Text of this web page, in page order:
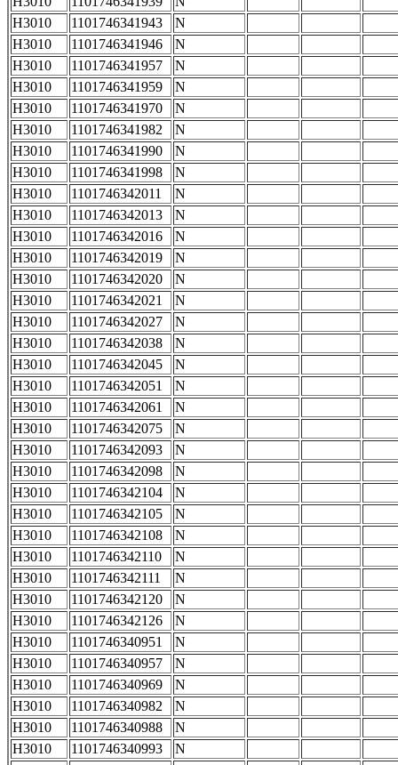
H3010
1101746341943
N
H3010
1101746341946
N
H3010
1101746341957
N
H3010
1101746341959
N
H3010
1101746341970
N
H3010
1101746341982
N
H3010
1101746341990
N
H3010
1101746341998
N
H3010
1101746342011
N
H3010
1101746342013
N
H3010
1101746342016
N
H3010
1101746342019
N
H3010
1101746342020
N
H3010
1101746342021
N
H3010
1101746342027
N
H3010
1101746342038
N
H3010
1101746342045
N
H3010
1101746342051
N
H3010
1101746342061
N
H3010
1101746342075
N
H3010
1101746342093
N
H3010
1101746342098
N
H3010
1101746342104
N
H3010
1101746342105
N
H3010
1101746342108
N
H3010
1101746342110
N
H3010
1101746342111
N
H3010
1101746342120
N
H3010
1101746342126
N
H3010
1101746340951
N
H3010
1101746340957
N
H3010
1101746340969
N
H3010
1101746340982
N
H3010
1101746340988
N
H3010
1101746340993
N